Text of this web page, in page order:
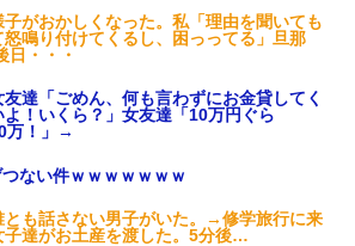
れたタ
画、す
ｗｗｗ
俺氏、
度で走
た量を
・２軍
まり悲
がおかしくなった。私「理由を聞いても
怒鳴り付けてくるし、困っってる」旦那
日・・・
友達「ごめん、何も言わずにお金貸してく
！いくら？」女友達「10万円ぐら
万！」→
ない件ｗｗｗｗｗｗｗ
とも話さない男子がいた。→修学旅行に来
子達がお土産を渡した。5分後…